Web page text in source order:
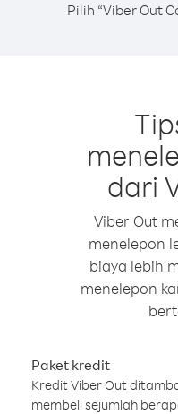
Pilih “Viber Out
dari
Viber Out
menelepon
biaya lebih
menelepon
Paket kredit
Kredit Viber Out
membeli sejumlah